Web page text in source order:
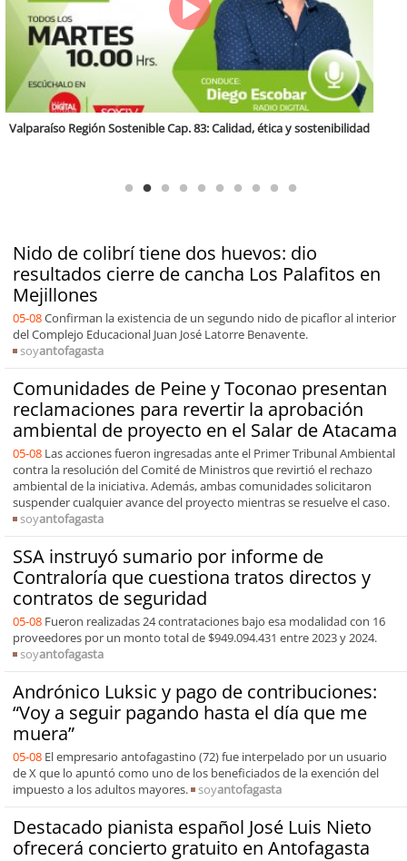
Nido de colibrí tiene dos huevos: dio
resultados cierre de cancha Los Palafitos en
Mejillones
05-08Confirman la existencia de un segundo nido de picaflor al interior
del Complejo Educacional Juan José Latorre Benavente.
soyantofagasta
Comunidades de Peine y Toconao presentan
reclamaciones para revertir la aprobación
ambiental de proyecto en el Salar de Atacama
05-08 Las acciones fueron ingresadas ante el Primer Tribunal Ambiental
contra la resolución del Comité de Ministros que revirtió el rechazo
ambiental de la iniciativa. Además, ambas comunidades solicitaron
suspender cualquier avance del proyecto mientras se resuelve el caso.
soyantofagasta
SSA instruyó sumario por informe de
Contraloría que cuestiona tratos directos y
contratos de seguridad
05-08 Fueron realizadas 24 contrataciones bajo esa modalidad con 16
proveedores por un monto total de $949.094.431 entre 2023 y 2024.
soyantofagasta
Andrónico Luksic y pago de contribuciones:
“Voy a seguir pagando hasta el día que me
muera”
05-08 El empresario antofagastino (72) fue interpelado por un usuario
de X que lo apuntó como uno de los beneficiados de la exención del
impuesto a los adultos mayores.
soyantofagasta
Destacado pianista español José Luis Nieto
ofrecerá concierto gratuito en Antofagasta